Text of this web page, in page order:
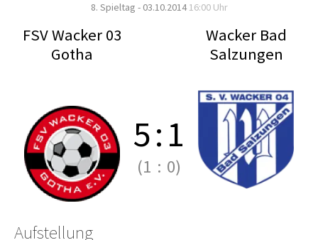
8. Spieltag - 03.10.201416:00 Uhr
FSV Wacker 03
Gotha
Wacker Bad
Salzungen
5:1
(1 : 0)
Aufstellung